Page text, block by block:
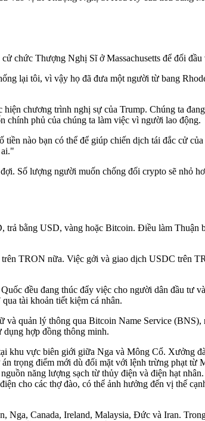
chức Thượng Nghị Sĩ ở Massachusetts để đối đầu
lại tôi, vì vậy họ đã đưa một người từ bang
chương trình nghị sự của Trump. Chúng ta
chính phủ của chúng ta làm việc vì người lao động.
nào bạn có thể để giúp chiến dịch tái đắc cử
Số lượng người muốn chống đối crypto sẽ nhỏ
bằng USD, vàng hoặc Bitcoin. Điều làm Thuận
TRON nữa. Việc gởi và giao dịch USDC trên
đều đang thúc đẩy việc cho người dân đầu tư
tài khoản tiết kiệm cá nhân.
quản lý thông qua Bitcoin Name Service (BNS),
dụng hợp đồng thông minh.
vực biên giới giữa Nga và Mông Cổ. Xưởng
trọng điểm mới dù đối mặt với lệnh trừng phạt
năng lượng sạch từ thủy điện và điện hạt
cho các thợ đào, có thể ảnh hưởng đến vị thế
Nga, Canada, Ireland, Malaysia, Đức và Iran.